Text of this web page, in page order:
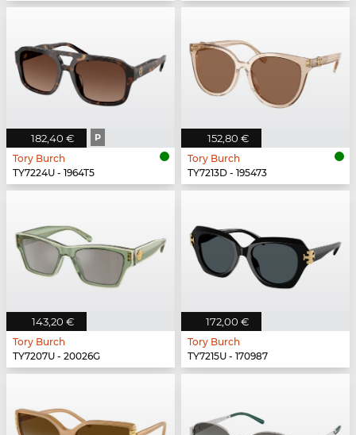
182,40 € P
Tory Burch
TY7224U - 1964T5
152,80 €
Tory Burch
TY7213D - 195473
143,20 €
Tory Burch
TY7207U - 20026G
172,00 €
Tory Burch
TY7215U - 170987